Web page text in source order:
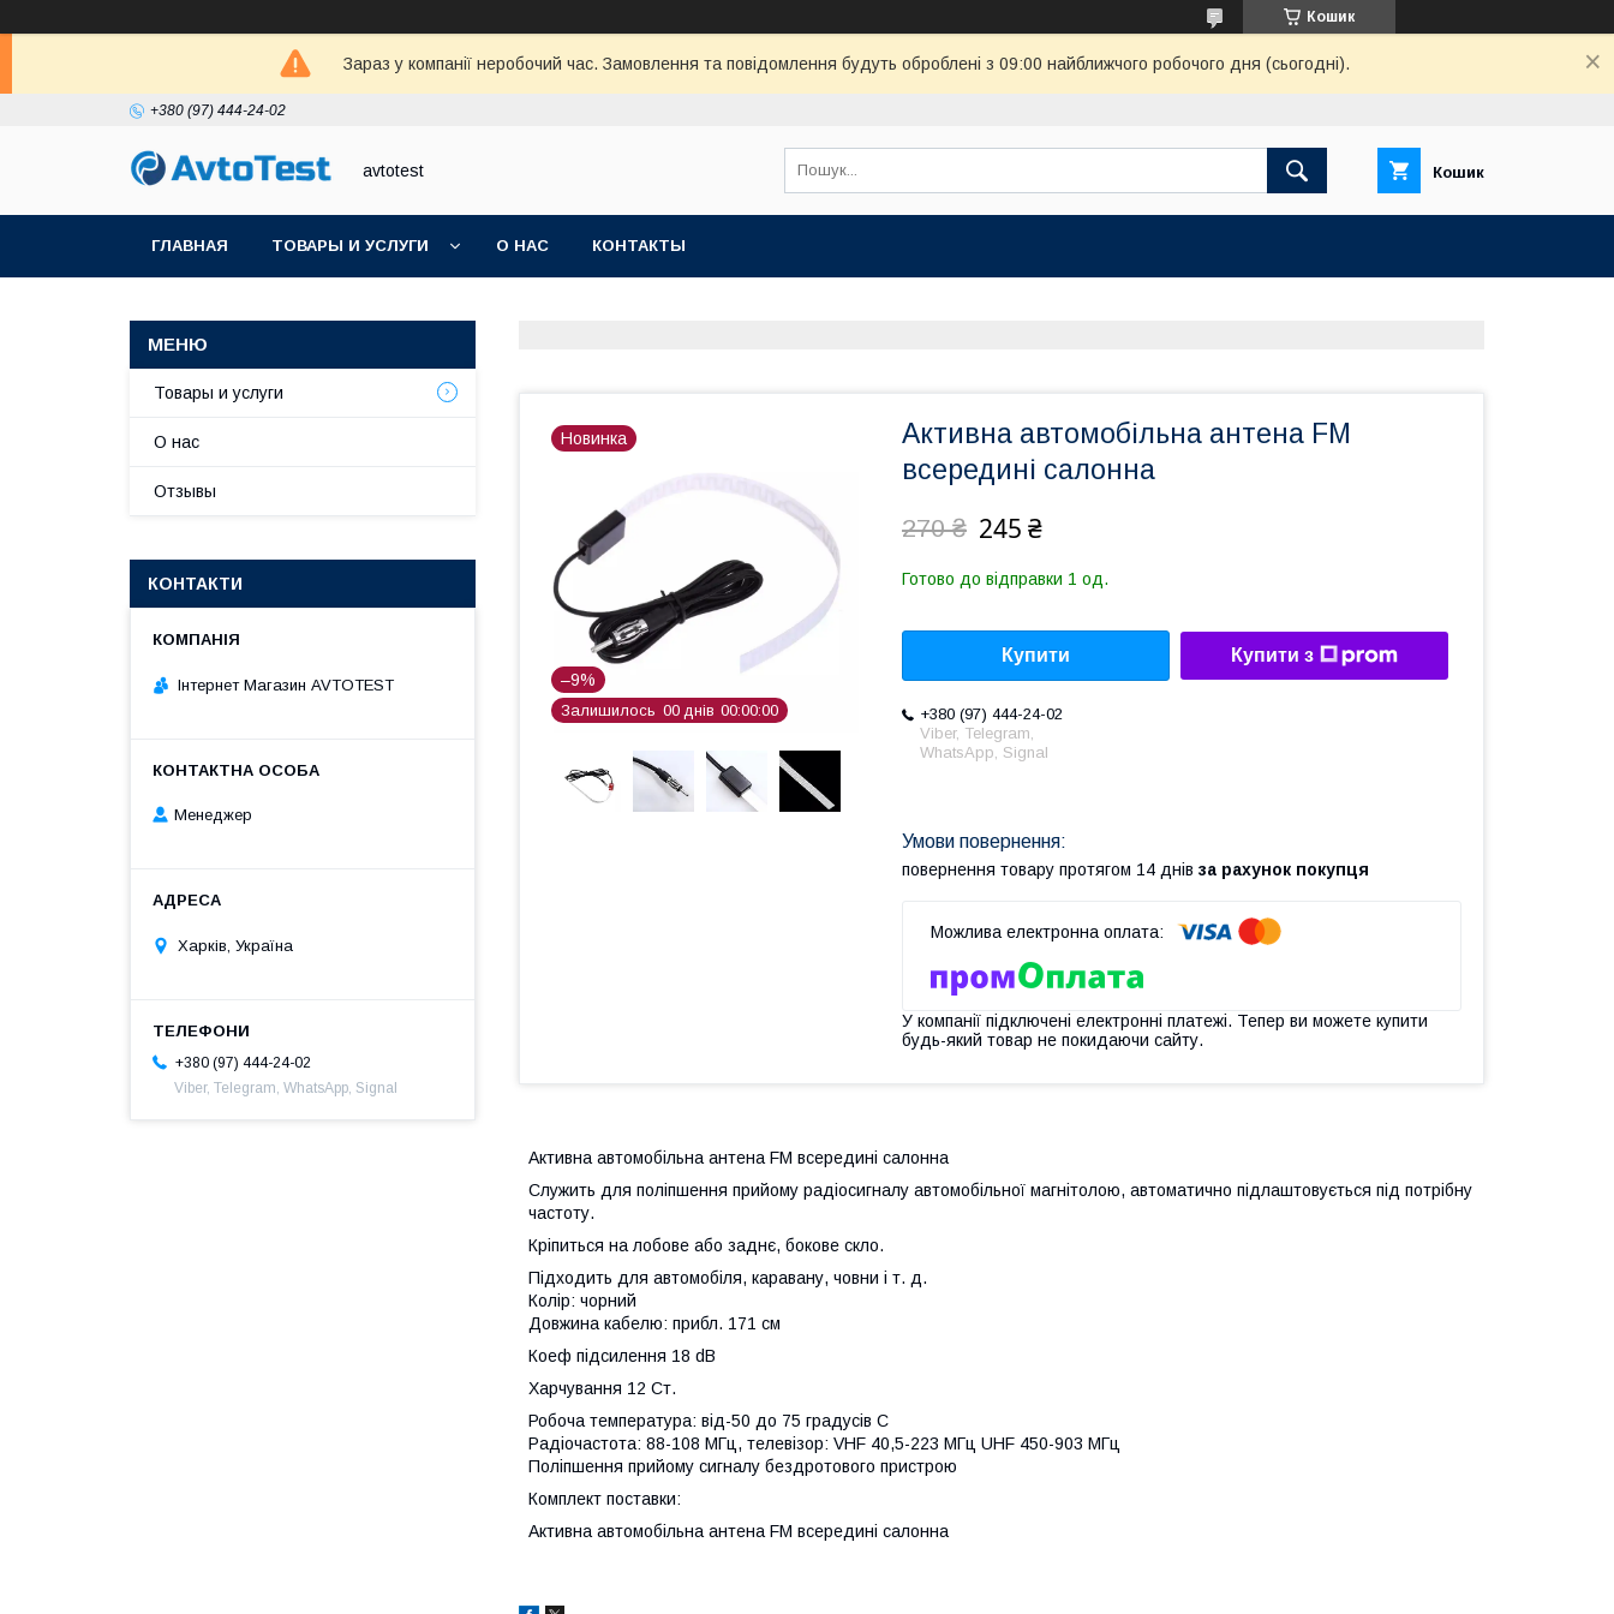
Кошик
Зараз у компанії неробочий час. Замовлення та повідомлення будуть оброблені з 09:00 найближчого робочого дня (сьогодні).
+380 (97) 444-24-02
avtotest Кошик
ГЛАВНАЯ ТОВАРЫ И УСЛУГИ О НАС КОНТАКТЫ
Новинка
–9%
Залишилось 00 днів 00 00 00
Активна автомобільна антена FM
всередині салонна
270 ₴ 245 ₴
Готово до відправки 1 од.
Купити Купити з
+380 (97) 444-24-02
Viber, Telegram,
WhatsApp, Signal
повернення товару протягом 14 днів за рахунок покупця
У компанії підключені електронні платежі. Тепер ви можете купити
будь-який товар не покидаючи сайту.
Активна автомобільна антена FM всередині салонна
Служить для поліпшення прийому радіосигналу автомобільної магнітолою, автоматично підлаштовується під потрібну
частоту.
Кріпиться на лобове або заднє, бокове скло.
Підходить для автомобіля, каравану, човни і т. д.
Колір: чорний
Довжина кабелю: прибл. 171 см
Коеф підсилення 18 dB
Харчування 12 Ст.
Робоча температура: від-50 до 75 градусів C
Радіочастота: 88-108 МГц, телевізор: VHF 40,5-223 МГц UHF 450-903 МГц
Поліпшення прийому сигналу бездротового пристрою
Комплект поставки:
Активна автомобільна антена FM всередині салонна
Товары и услуги
О нас
Отзывы
КОНТАКТИ
Інтернет Магазин AVTOTEST
Менеджер
Харків, Україна
+380 (97) 444-24-02
Viber, Telegram, WhatsApp, Signal